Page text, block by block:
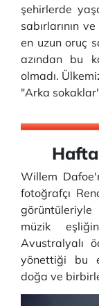
şehirlerde
sabırlarının ve
en uzun oruç
azından bu
olmadı.
"Arka
Willem
fotoğrafçı
müzik
Avustralyalı
yönettiği bu
doğa ve